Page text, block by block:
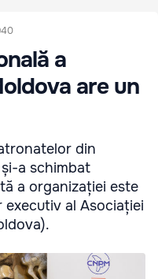
a
are un
din
a schimbat
a organizației este
al Asociației